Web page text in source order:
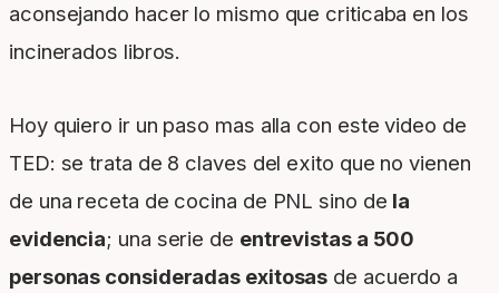
aconsejando hacer lo mismo que criticaba en los
incinerados libros.
Hoy quiero ir un paso mas alla con este video de
TED: se trata de 8 claves del exito que no vienen
de una receta de cocina de PNL sino de la
evidencia; una serie de entrevistas a 500
personas consideradas exitosas de acuerdo a